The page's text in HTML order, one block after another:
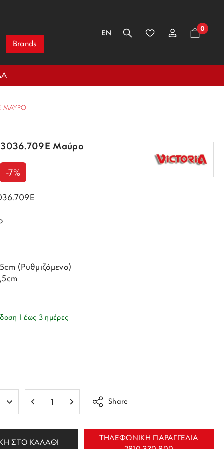
Brands
EN
0
ΜΑΎΡΟ
63036.709E Μαύρο
-7%
(Ρυθμιζόμενο)
1 έως 3 ημέρες
Share
ΣΤΟ ΚΑΛΑΘΙ
ΤΗΛΕΦΩΝΙΚΗ ΠΑΡΑΓΓΕΛΙΑ